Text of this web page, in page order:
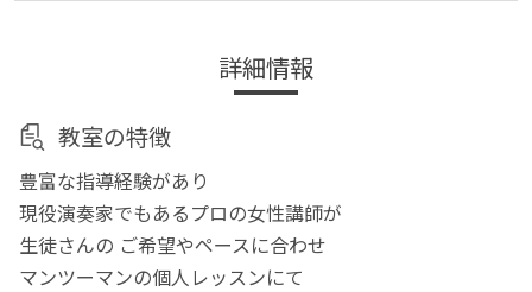
詳細情報
教室の特徴
豊富な指導経験があり
現役演奏家でもあるプロの女性講師が
生徒さんの ご希望やペースに合わせ
マンツーマンの個人レッスンにて